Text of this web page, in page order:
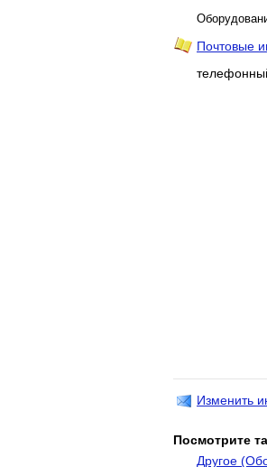
Почтовые
Изменить
Посмотрите
Другое